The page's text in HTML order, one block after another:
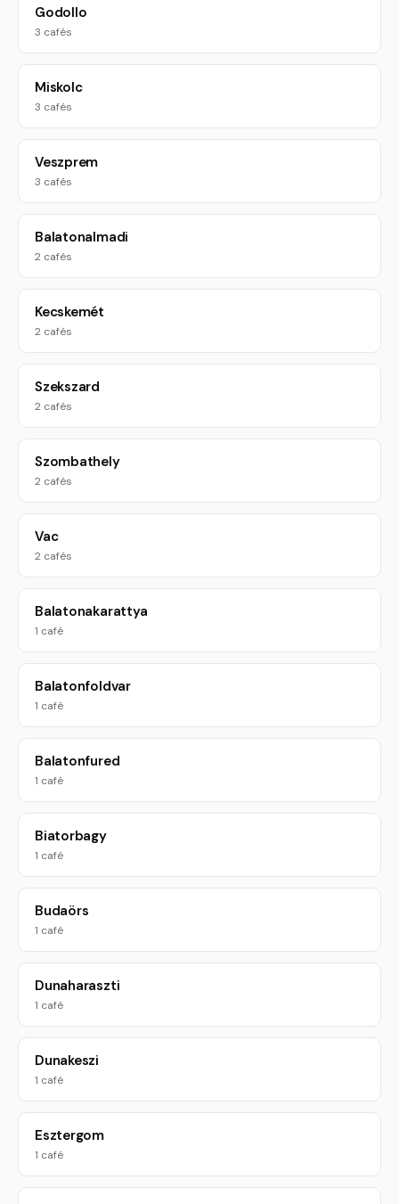
Godollo
3 cafés
Miskolc
3 cafés
Veszprem
3 cafés
Balatonalmadi
2 cafés
Kecskemét
2 cafés
Szekszard
2 cafés
Szombathely
2 cafés
Vac
2 cafés
Balatonakarattya
1 café
Balatonfoldvar
1 café
Balatonfured
1 café
Biatorbagy
1 café
Budaörs
1 café
Dunaharaszti
1 café
Dunakeszi
1 café
Esztergom
1 café